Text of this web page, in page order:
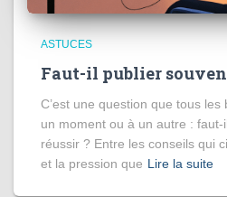
ASTUCES
Faut-il publier
C’est une question que tous
un moment ou à un autre :
réussir ? Entre les conseils qui
et la pression que Lire la suite